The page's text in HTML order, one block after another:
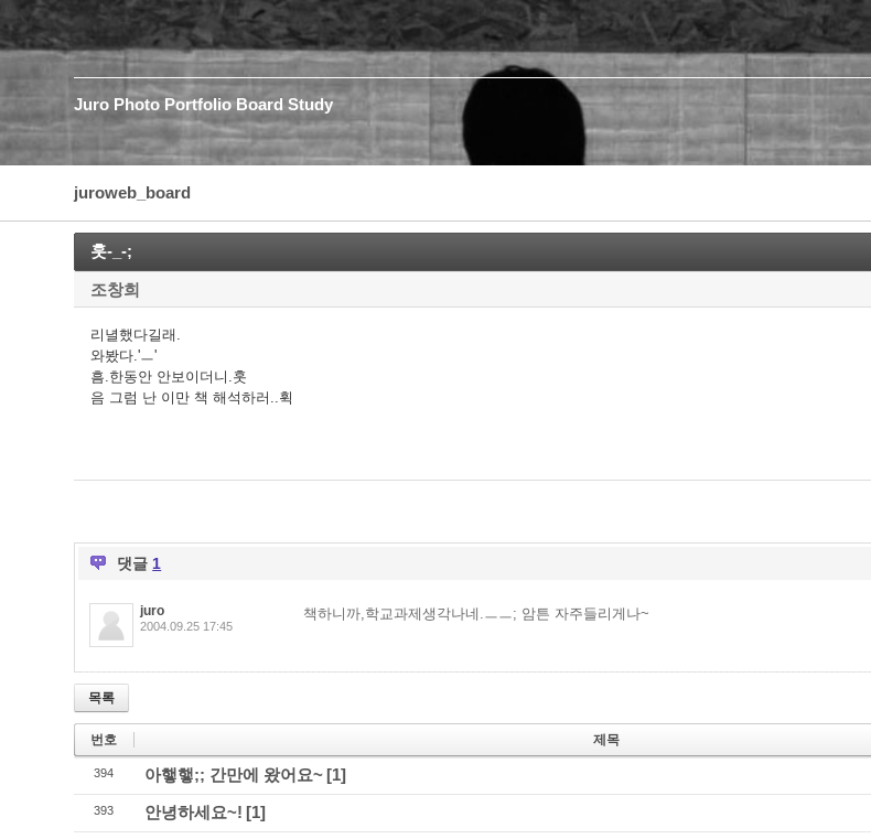
Juro Photo Portfolio Board Study
juroweb_board
훗-_-;
조창희
리녈했다길래.
와봤다.'ㅡ'
흠.한동안 안보이더니.훗
음 그럼 난 이만 책 해석하러..휙
댓글 1
juro
2004.09.25 17:45
책하니까,학교과제생각나네.ㅡㅡ; 암튼 자주들리게나~
목록
번호 제목
394 아햏햏;; 간만에 왔어요~[1]
393 안녕하세요~! [1]